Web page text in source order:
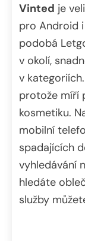
Vinted je
pro Android
podobá
v okolí,
v
protože míří
kosmetiku.
mobilní
spadajících
vyhledávání
hledáte
služby